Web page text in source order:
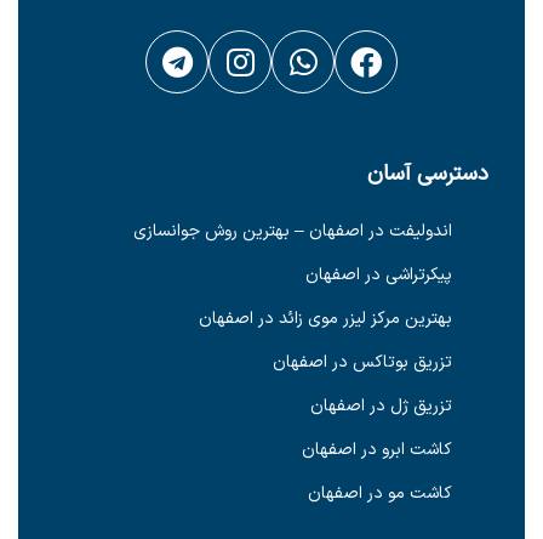
دسترسی آسان
اندولیفت در اصفهان – بهترین روش جوانسازی
پیکرتراشی در اصفهان
بهترین مرکز لیزر موی زائد در اصفهان
تزریق بوتاکس در اصفهان
تزریق ژل در اصفهان
کاشت ابرو در اصفهان
کاشت مو در اصفهان